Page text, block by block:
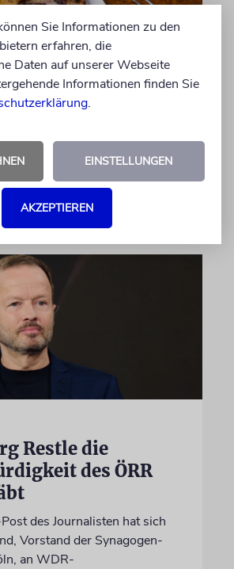
Restle die
des ÖRR
des Journalisten hat sich
Vorstand der Synagogen-
an WDR-
Sie Informationen zu den
erfahren, die
Daten auf unserer Webseite
Informationen finden Sie
.
EINSTELLUNGEN
AKZEPTIEREN